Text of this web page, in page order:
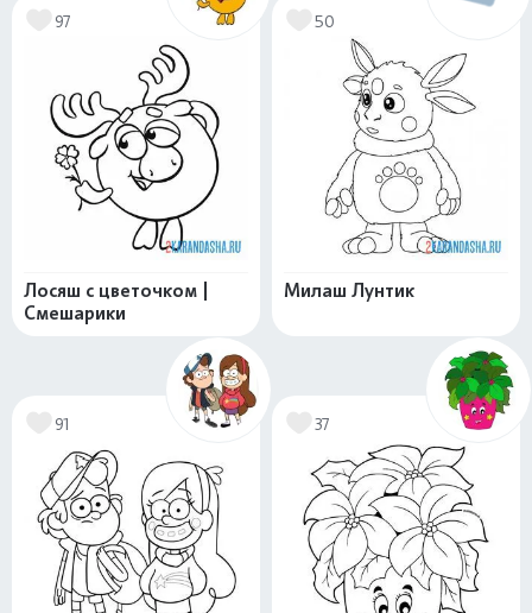
97
Лосяш с цветочком |
Смешарики
50
Милаш Лунтик
91 37